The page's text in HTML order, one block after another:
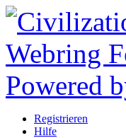
Registrieren
Hilfe